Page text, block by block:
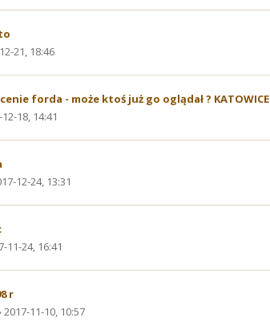
21, 18:46
forda - może ktoś już go oglądał ? KATOWICE
18, 14:41
12-24, 13:31
11-24, 16:41
r
2017-11-10, 10:57